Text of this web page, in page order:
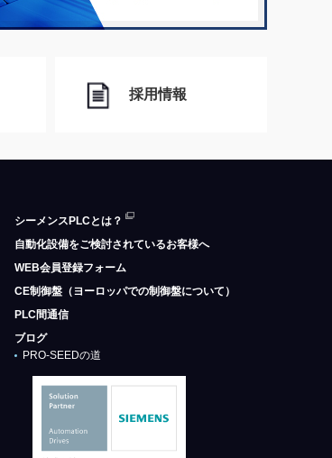
採用情報
シーメンスPLCとは？
自動化設備をご検討されているお客様へ
WEB会員登録フォーム
CE制御盤（ヨーロッパでの制御盤について）
PLC間通信
ブログ
PRO-SEEDの道